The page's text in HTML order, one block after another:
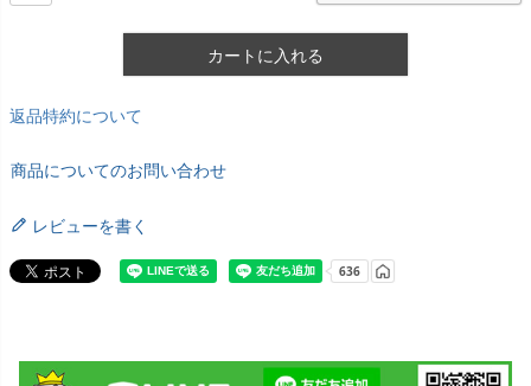
カートに入れる
返品特約について
商品についてのお問い合わせ
レビューを書く